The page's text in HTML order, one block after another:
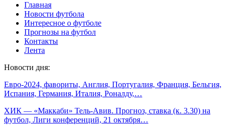
Главная
Новости футбола
Интересное о футболе
Прогнозы на футбол
Контакты
Лента
Новости дня:
Евро-2024, фавориты, Англия, Португалия, Франция, Бельгия,
Испания, Германия, Италия, Роналду,…
ХИК — «Маккаби» Тель-Авив. Прогноз, ставка (к. 3.30) на
футбол, Лиги конференций, 21 октября…